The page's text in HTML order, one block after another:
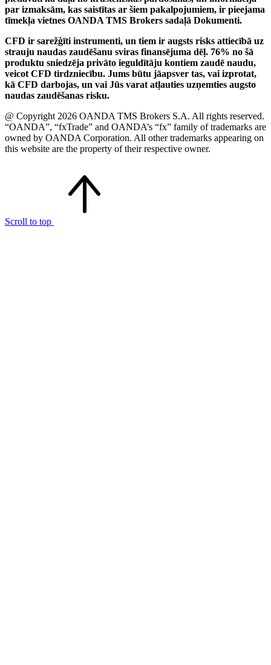
par izmaksām, kas saistītas ar šiem pakalpojumiem, ir pieejama
tīmekļa vietnes OANDA TMS Brokers sadaļā Dokumenti.
CFD ir sarežģīti instrumenti, un tiem ir augsts risks attiecībā uz
strauju naudas zaudēšanu sviras finansējuma dēļ. 76% no šā
produktu sniedzēja privāto ieguldītāju kontiem zaudē naudu,
veicot CFD tirdzniecību. Jums būtu jāapsver tas, vai izprotat,
kā CFD darbojas, un vai Jūs varat atļauties uzņemties augsto
naudas zaudēšanas risku.
@ Copyright 2026 OANDA TMS Brokers S.A. All rights reserved.
“OANDA”, “fxTrade” and OANDA’s “fx” family of trademarks are
owned by OANDA Corporation. All other trademarks appearing on
this website are the property of their respective owner.
Scroll to top